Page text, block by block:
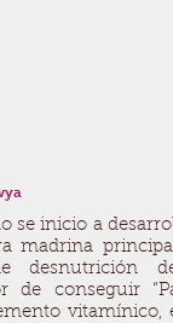
se inicio a
madrina
desnutrición
de conseguir
vitamínico,